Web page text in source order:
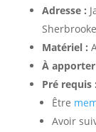
Adresse :
Matériel :
À
Pré requis :
Être
Avoir